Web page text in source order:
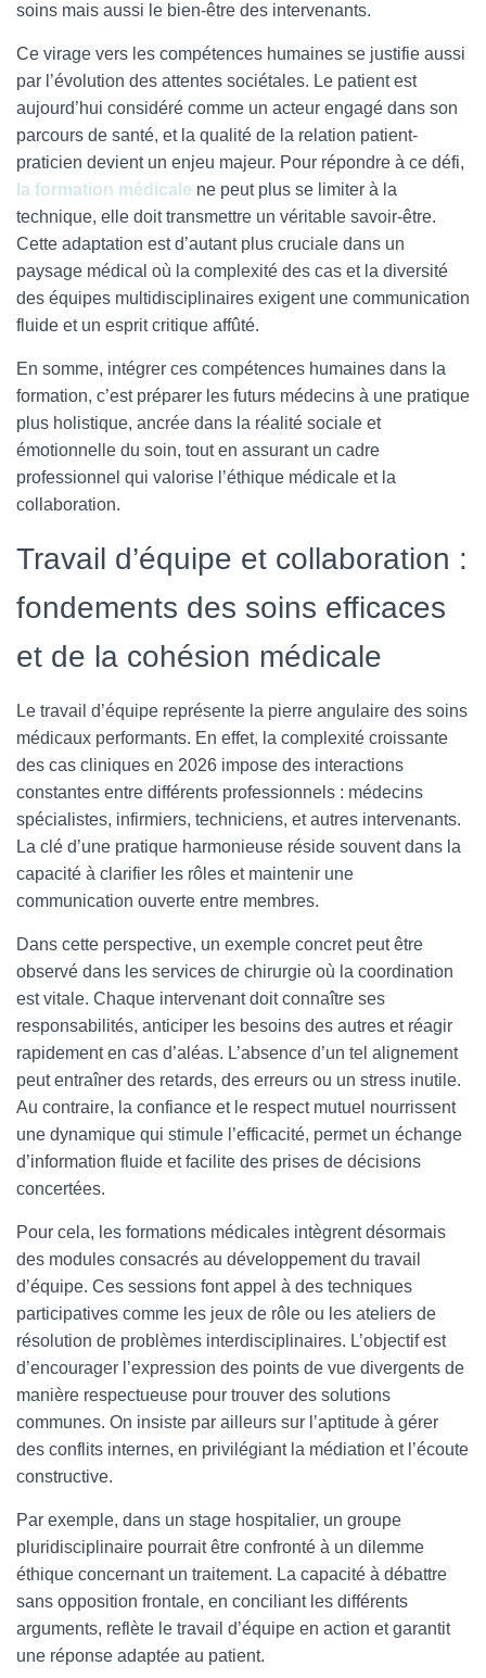
soins mais aussi le bien-être des intervenants.
Ce virage vers les compétences humaines se justifie aussi
par l’évolution des attentes sociétales. Le patient est
aujourd’hui considéré comme un acteur engagé dans son
parcours de santé, et la qualité de la relation patient-
praticien devient un enjeu majeur. Pour répondre à ce défi,
la formation médicale ne peut plus se limiter à la
technique, elle doit transmettre un véritable savoir-être.
Cette adaptation est d’autant plus cruciale dans un
paysage médical où la complexité des cas et la diversité
des équipes multidisciplinaires exigent une communication
fluide et un esprit critique affûté.
En somme, intégrer ces compétences humaines dans la
formation, c’est préparer les futurs médecins à une pratique
plus holistique, ancrée dans la réalité sociale et
émotionnelle du soin, tout en assurant un cadre
professionnel qui valorise l’éthique médicale et la
collaboration.
Travail d’équipe et collaboration :
fondements des soins efficaces
et de la cohésion médicale
Le travail d’équipe représente la pierre angulaire des soins
médicaux performants. En effet, la complexité croissante
des cas cliniques en 2026 impose des interactions
constantes entre différents professionnels : médecins
spécialistes, infirmiers, techniciens, et autres intervenants.
La clé d’une pratique harmonieuse réside souvent dans la
capacité à clarifier les rôles et maintenir une
communication ouverte entre membres.
Dans cette perspective, un exemple concret peut être
observé dans les services de chirurgie où la coordination
est vitale. Chaque intervenant doit connaître ses
responsabilités, anticiper les besoins des autres et réagir
rapidement en cas d’aléas. L’absence d’un tel alignement
peut entraîner des retards, des erreurs ou un stress inutile.
Au contraire, la confiance et le respect mutuel nourrissent
une dynamique qui stimule l’efficacité, permet un échange
d’information fluide et facilite des prises de décisions
concertées.
Pour cela, les formations médicales intègrent désormais
des modules consacrés au développement du travail
d’équipe. Ces sessions font appel à des techniques
participatives comme les jeux de rôle ou les ateliers de
résolution de problèmes interdisciplinaires. L’objectif est
d’encourager l’expression des points de vue divergents de
manière respectueuse pour trouver des solutions
communes. On insiste par ailleurs sur l’aptitude à gérer
des conflits internes, en privilégiant la médiation et l’écoute
constructive.
Par exemple, dans un stage hospitalier, un groupe
pluridisciplinaire pourrait être confronté à un dilemme
éthique concernant un traitement. La capacité à débattre
sans opposition frontale, en conciliant les différents
arguments, reflète le travail d’équipe en action et garantit
une réponse adaptée au patient.